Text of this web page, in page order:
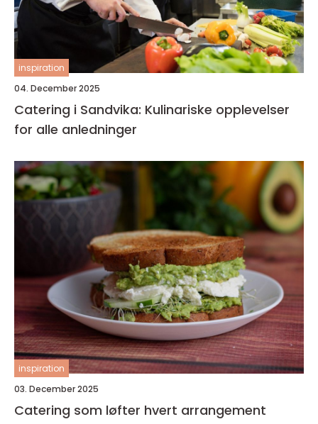
inspiration
04. December 2025
Catering i Sandvika: Kulinariske opplevelser
for alle anledninger
inspiration
03. December 2025
Catering som løfter hvert arrangement